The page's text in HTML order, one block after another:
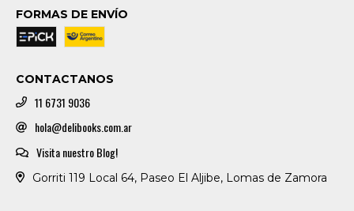
FORMAS DE ENVÍO
CONTACTANOS
11 6731 9036
hola@delibooks.com.ar
Visita nuestro Blog!
Gorriti 119 Local 64, Paseo El Aljibe, Lomas de Zamora